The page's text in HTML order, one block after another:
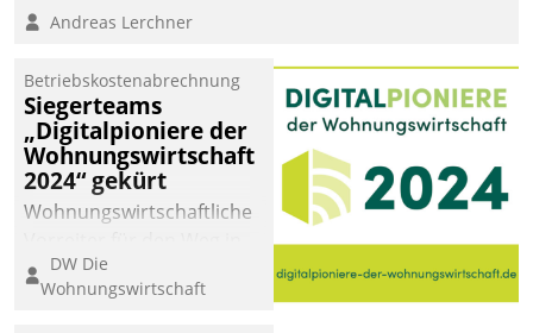
Andreas Lerchner
Betriebskostenabrechnung
Siegerteams
„Digitalpioniere der
Wohnungswirtschaft
2024“ gekürt
Wohnungswirtschaftliche
eine digitale Zukunft zu
finden, ist das Ziel des
DW Die
Wohnungswirtschaft